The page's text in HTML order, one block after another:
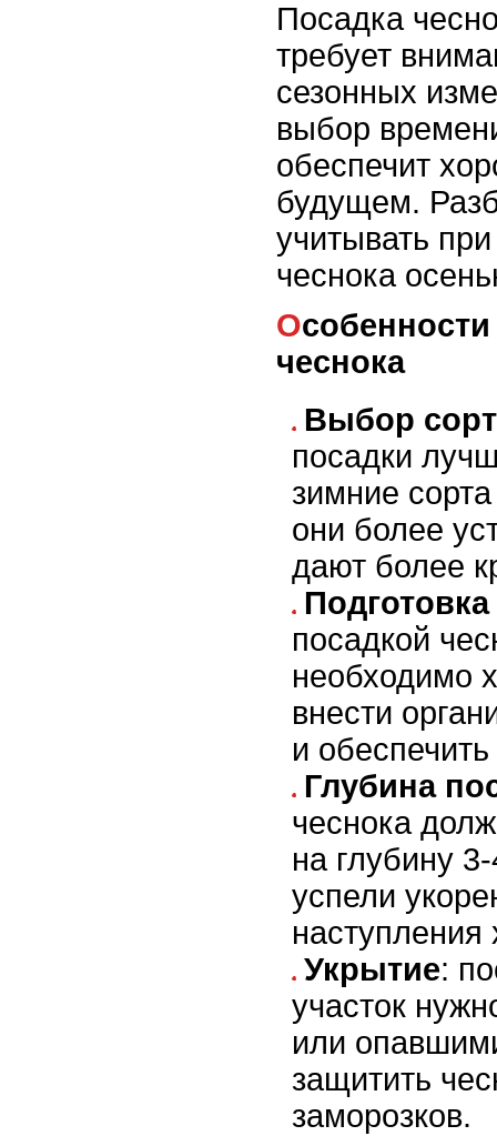
Посадка
требует
сезонных
выбор
обеспечит
будущем.
учитывать
чеснока
Особенности осенней посадки
чеснока
Выбор
посадки
зимние
они более
дают более
посадкой
необходимо
внести
и
Глубина
чеснока
на глубину
успели
наступления
Укрытие:
участок
или
защитить
заморозков.